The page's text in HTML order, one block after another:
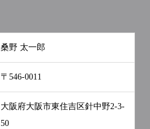
桑野 太一郎
〒546-0011
大阪府大阪市東住吉区針中野2-3-
50